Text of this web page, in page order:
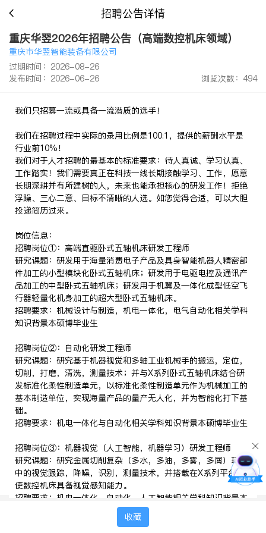
招聘公告详情
重庆华翌2026年招聘公告（高端数控机床领域）
重庆市华翌智能装备有限公司
过期时间：2026-08-26
发布时间：2026-06-26
浏览次数：494
我们只招募一流或具备一流潜质的选手！
我们在招聘过程中实际的录用比例是100:1，提供的薪酬水平是
行业前10%！
我们对于人才招聘的最基本的标准要求：待人真诚、学习认真、
工作踏实！我们需要真正在科技一线长期接触学习、工作，愿意
长期深耕并有所建树的人，未来也能承担核心的研发工作！拒绝
浮躁、三心二意、目标不清晰的人选。如您觉得合适，可以大胆
投递简历过来。
岗位信息：
招聘岗位①：高端直驱卧式五轴机床研发工程师
研究课题：研发用于海量消费电子产品及具身智能机器人精密部
件加工的小型模块化卧式五轴机床；研发用于电驱电控及通讯产
品加工的中型卧式五轴机床；研发用于机翼及一体化成型低空飞
行器轻量化机身加工的超大型卧式五轴机床。
招聘要求：机械设计与制造，机电一体化，电气自动化相关学科
知识背景本硕博毕业生
招聘岗位②：自动化研发工程师
研究课题：研究基于机器视觉和多轴工业机械手的搬运，定位，
切削，打磨，清洗，测量技术；并与X系列卧式五轴机床结合研
发标准化柔性制造单元，以标准化柔性制造单元作为机械加工的
基本制造单位，实现海量产品的量产无人化，并为智能化打下基
础。
招聘要求：机电一体化与自动化相关学科知识背景本硕博毕业生
招聘岗位③：机器视觉（人工智能，机器学习）研发工程师
研究课题：研究金属切削复杂（多水，多油，多雾，多屑）环境
中的视觉跟踪，降噪，识别，测量技术，并搭载在X系列平台，
使数控机床具备视觉感知能力。
招聘要求：机电一体化，自动化，人工智能相关学科知识背景本
收藏